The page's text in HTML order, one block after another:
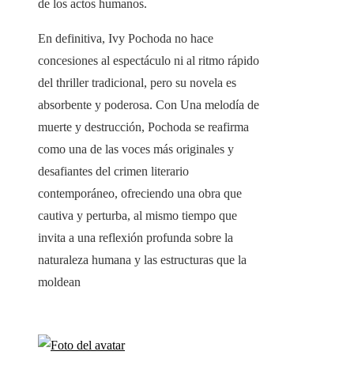
de los actos humanos.
En definitiva, Ivy Pochoda no hace
concesiones al espectáculo ni al ritmo rápido
del thriller tradicional, pero su novela es
absorbente y poderosa. Con Una melodía de
muerte y destrucción, Pochoda se reafirma
como una de las voces más originales y
desafiantes del crimen literario
contemporáneo, ofreciendo una obra que
cautiva y perturba, al mismo tiempo que
invita a una reflexión profunda sobre la
naturaleza humana y las estructuras que la
moldean